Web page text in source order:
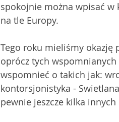
spokojnie można wpisać w
na tle Europy.
Tego roku mieliśmy okazję
oprócz tych wspomnianych
wspomnieć o takich jak:
kontorsjonistyka -
pewnie jeszcze kilka